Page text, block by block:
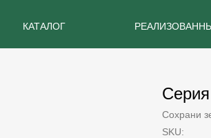
КАТАЛОГ
Сохрани
SKU: